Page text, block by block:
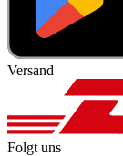
Versand
Folgt uns